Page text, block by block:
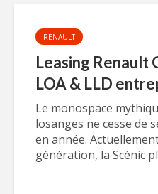
RENAULT
Leasing Renault
LOA & LLD
Le monospace
losanges ne cesse de
en année.
génération, la Scénic